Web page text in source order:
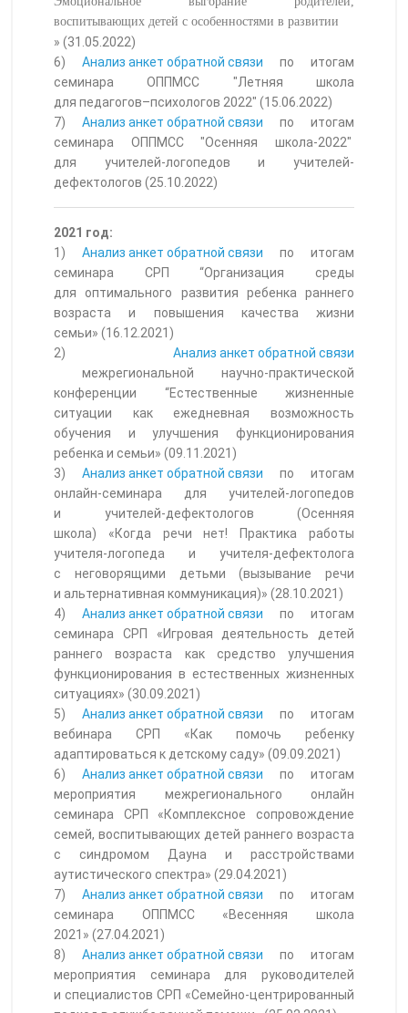
воспитывающих детей с особенностями в развитии
» (31.05.2022)
6) Анализ анкет обратной связи по итогам
семинара ОППМСС "Летняя школа
для педагогов–психологов 2022" (15.06.2022)
7) Анализ анкет обратной связи по итогам
семинара ОППМСС "Осенняя школа-2022"
для учителей-логопедов и учителей-
дефектологов (25.10.2022)
2021 год:
1) Анализ анкет обратной связи по итогам
семинара СРП “Организация среды
для оптимального развития ребенка раннего
возраста и повышения качества жизни
семьи» (16.12.2021)
2) Анализ анкет обратной связи
межрегиональной научно-практической
конференции
“Естественные жизненные
ситуации как ежедневная возможность
обучения и улучшения функционирования
ребенка и семьи» (09.11.2021)
3) Анализ анкет обратной связи по итогам
онлайн-семинара для учителей-логопедов
и учителей-дефектологов (Осенняя
школа) «Когда речи нет! Практика работы
учителя-логопеда и учителя-дефектолога
с неговорящими детьми (вызывание речи
и альтернативная коммуникация)» (28.10.2021)
4) Анализ анкет обратной связи по итогам
семинара СРП «Игровая деятельность детей
раннего возраста как средство улучшения
функционирования в естественных жизненных
ситуациях» (30.09.2021)
5) Анализ анкет обратной связи по итогам
вебинара СРП «Как помочь ребенку
адаптироваться к детскому саду» (09.09.2021)
6) Анализ анкет обратной связи по итогам
мероприятия межрегионального онлайн
семинара СРП «Комплексное сопровождение
семей, воспитывающих детей раннего возраста
с синдромом Дауна и расстройствами
аутистического спектра» (29.04.2021)
7) Анализ анкет обратной связи по итогам
семинара ОППМСС «Весенняя школа
2021» (27.04.2021)
8) Анализ анкет обратной связи по итогам
мероприятия семинара для руководителей
и специалистов СРП «Семейно-центрированный